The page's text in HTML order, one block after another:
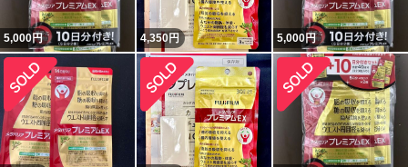
5,000円 4,350円 5,000円